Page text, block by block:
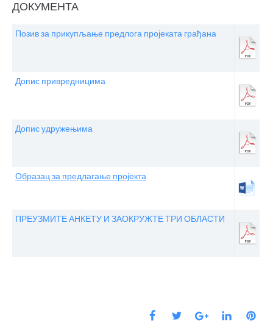
ДОКУМЕНТА
Позив за прикупљање предлога пројеката грађана
Допис привредницима
Допис удружењима
Образац за предлагање пројекта
ПРЕУЗМИТЕ АНКЕТУ И ЗАОКРУЖТЕ ТРИ ОБЛАСТИ